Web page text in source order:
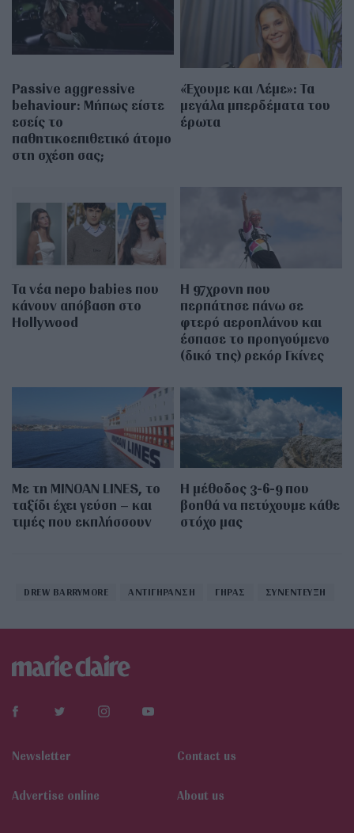
Passive aggressive
behaviour: Μήπως είστε
εσείς το
παθητικοεπιθετικό άτομο
στη σχέση σας;
«Έχουμε και Λέμε»: Τα
μεγάλα μπερδέματα του
έρωτα
Τα νέα nepo babies που
κάνουν απόβαση στο
Hollywood
Η 97χρονη που
περπάτησε πάνω σε
φτερό αεροπλάνου και
έσπασε το προηγούμενο
(δικό της) ρεκόρ Γκίνες
Με τη MINOAN LINES, το
ταξίδι έχει γεύση – και
τιμές που εκπλήσσουν
Η μέθοδος 3-6-9 που
βοηθά να πετύχουμε κάθε
στόχο μας
DREW BARRYMORE ΑΝΤΙΓΗΡΑΝΣΗ ΓΗΡΑΣ ΣΥΝΕΝΤΕΥΞΗ
Newsletter Contact us
Αdvertise online About us